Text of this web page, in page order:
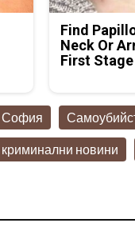
Find
Neck Or
First
София
криминални новини